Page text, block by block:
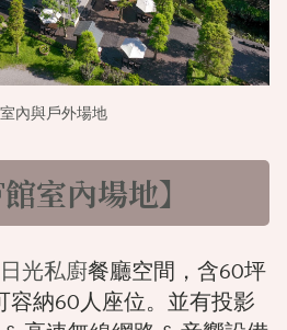
內與戶外場地
室內場地】
光私廚餐廳空間，含60坪
容納60人座位。並有投影